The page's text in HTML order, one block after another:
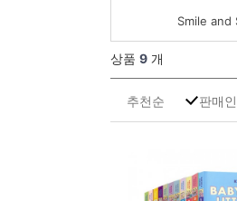
Smile and
상품 9 개
추천순 판매